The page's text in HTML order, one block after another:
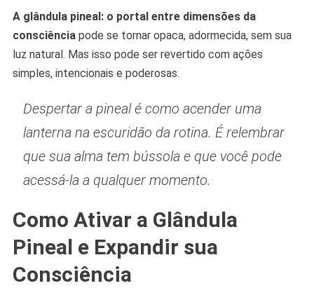
A glândula pineal: o portal entre dimensões da
consciênciapode se tornar opaca, adormecida, sem sua
luz natural. Mas isso pode ser revertido com ações
simples, intencionais e poderosas.
Despertar a pineal é como acender uma
lanterna na escuridão da rotina. É relembrar
que sua alma tem bússola e que você pode
acessá-la a qualquer momento.
Como Ativar a Glândula
Pineal e Expandir sua
Consciência